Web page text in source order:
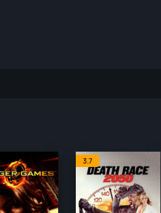
3.7